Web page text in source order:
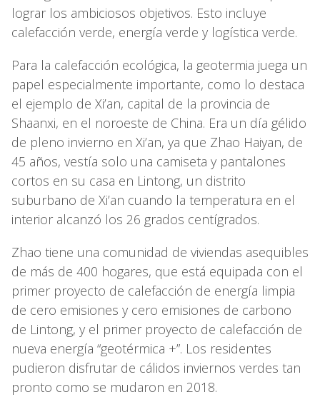
lograr los ambiciosos objetivos. Esto incluye
calefacción verde, energía verde y logística verde.
Para la calefacción ecológica, la geotermia juega un
papel especialmente importante, como lo destaca
el ejemplo de Xi’an, capital de la provincia de
Shaanxi, en el noroeste de China. Era un día gélido
de pleno invierno en Xi’an, ya que Zhao Haiyan, de
45 años, vestía solo una camiseta y pantalones
cortos en su casa en Lintong, un distrito
suburbano de Xi’an cuando la temperatura en el
interior alcanzó los 26 grados centígrados.
Zhao tiene una comunidad de viviendas asequibles
de más de 400 hogares, que está equipada con el
primer proyecto de calefacción de energía limpia
de cero emisiones y cero emisiones de carbono
de Lintong, y el primer proyecto de calefacción de
nueva energía “geotérmica +”. Los residentes
pudieron disfrutar de cálidos inviernos verdes tan
pronto como se mudaron en 2018.